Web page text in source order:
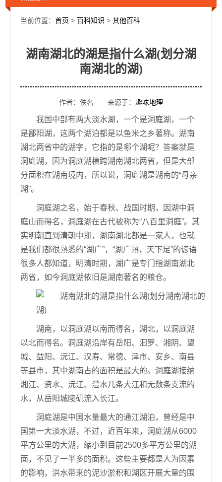
当前位置： 首页 > 百科知识 > 其他百科
湖南湖北的湖是指什么湖(划分湖
南湖北的湖)
作者：佚名 来源于： 趣味地理
我国中部有两大淡水湖，一个是洞庭湖，一个
是鄱阳湖，这两个湖泊都是以鱼米之乡著称。湖南
湖北两省中的湖字，它指的是哪个湖呢？答案就是
洞庭湖，因为洞庭湖横跨湖南湖北两省，但是大部
分面积在湖南境内，所以说，洞庭湖是湖南的“母亲
湖”。
洞庭湖之名，始于春秋、战国时期，因湖中洞
庭山而得名，洞庭湖在古代被称为“八百里洞庭”。其
实明朝直到清朝中期，湖南湖北都是一家人，也就
是我们都很熟悉的“湖广”，“湖广熟，天下足”的谚语
很多人都知道，明清时期，湖广是专门指湖南湖北
两省，如今洞庭湖依旧是湖南著名的粮仓。
湖南，以洞庭湖以南而得名，湖北，以洞庭湖
以北而得名。洞庭湖沿岸有岳阳、汩罗、湘阴、望
城、益阳、沅江、汉寿、常德、津市、安乡、南县
等县市，其中湖南占的面积是最大的。洞庭湖接纳
湘江、资水、沅江、澧水几条大江和无数条支流的
水，从岳阳城陵矶流入长江。
洞庭湖是中国水量最大的通江湖泊，曾经是中
国第一大淡水湖，不过，近百年来，洞庭湖从6000
平方公里的大湖，缩小到目前2500多平方公里的湖
面，不见了一半多的面积。这些主要都是人为因素
的影响，洪水带来的泥沙淤积和湖区开展大量的围